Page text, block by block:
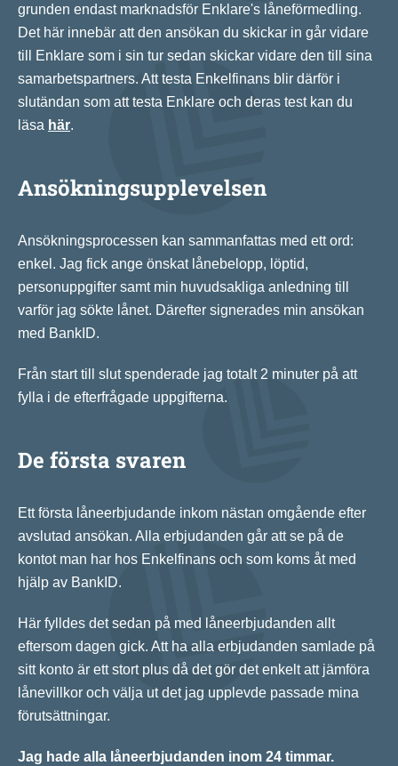
grunden endast marknadsför Enklare's låneförmedling.
Det här innebär att den ansökan du skickar in går vidare
till Enklare som i sin tur sedan skickar vidare den till sina
samarbetspartners. Att testa Enkelfinans blir därför i
slutändan som att testa Enklare och deras test kan du
läsa här.
Ansökningsupplevelsen
Ansökningsprocessen kan sammanfattas med ett ord:
enkel. Jag fick ange önskat lånebelopp, löptid,
personuppgifter samt min huvudsakliga anledning till
varför jag sökte lånet. Därefter signerades min ansökan
med BankID.
Från start till slut spenderade jag totalt 2 minuter på att
fylla i de efterfrågade uppgifterna.
De första svaren
Ett första låneerbjudande inkom nästan omgående efter
avslutad ansökan. Alla erbjudanden går att se på de
kontot man har hos Enkelfinans och som koms åt med
hjälp av BankID.
Här fylldes det sedan på med låneerbjudanden allt
eftersom dagen gick. Att ha alla erbjudanden samlade på
sitt konto är ett stort plus då det gör det enkelt att jämföra
lånevillkor och välja ut det jag upplevde passade mina
förutsättningar.
Jag hade alla låneerbjudanden inom 24 timmar.